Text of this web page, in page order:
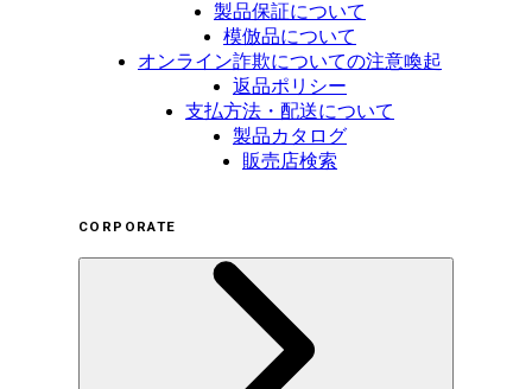
製品保証について
模倣品について
オンライン詐欺についての注意喚起
返品ポリシー
支払方法・配送について
製品カタログ
販売店検索
CORPORATE